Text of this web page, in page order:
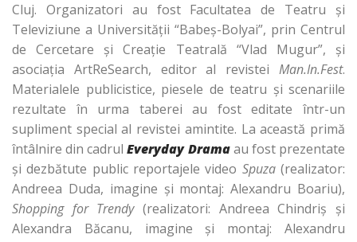
Cluj. Organizatori au fost Facultatea de Teatru şi
Televiziune a Universităţii “Babeş-Bolyai”, prin Centrul
de Cercetare şi Creaţie Teatrală “Vlad Mugur”, şi
asociaţia ArtReSearch, editor al revistei Man.In.Fest.
Materialele publicistice, piesele de teatru şi scenariile
rezultate în urma taberei au fost editate într-un
supliment special al revistei amintite. La această primă
întâlnire din cadrulEveryday Dramaau fost prezentate
şi dezbătute public reportajele video Spuza(realizator:
Andreea Duda, imagine şi montaj: Alexandru Boariu),
Shopping for Trendy(realizatori: Andreea Chindriş şi
Alexandra Băcanu, imagine şi montaj: Alexandru